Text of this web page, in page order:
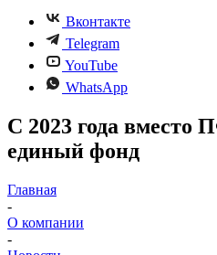
Вконтакте
Telegram
YouTube
WhatsApp
С 2023 года вместо
единый фонд
Главная
-
О компании
-